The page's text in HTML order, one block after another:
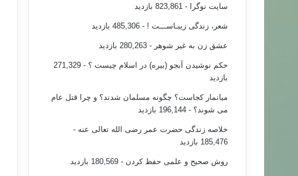
سایت نوگرا - 823,861 بازدید
شعر، زندگی زیبـاســـت ! - 485,306 بازدید
عشق زن به غیر شوهر - 280,263 بازدید
حکم نوشیدن آبجو (بیره) در اسلام چیست ؟
- 271,329
بازدید
میانمار کجاست؟ چگونه مسلمان شدند؟ و چرا قتل عام
می شوند؟ - 196,144 بازدید
خلاصه زندگی حضرت عمر رضی الله تعالی عنه -
185,476 بازدید
روش صحیح و علمی حفظ کردن - 180,569 بازدید